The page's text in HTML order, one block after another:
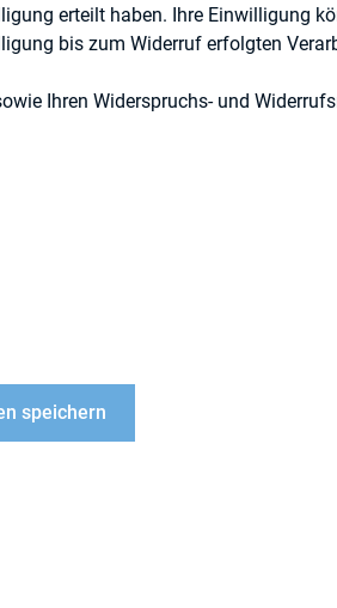
Guidelines für UK und
erteilt haben. Ihre Einwilligung
bis zum Widerruf erfolgten
Ihren Widerspruchs- und
speichern